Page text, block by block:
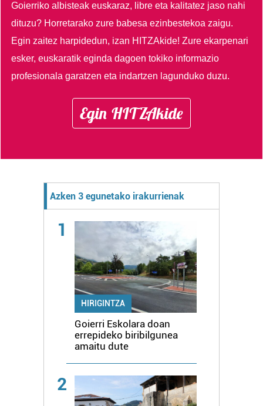
Goierriko albisteak euskaraz, libre eta kalitatez jaso nahi
dituzu? Horretarako zure babesa ezinbestekoa zaigu.
Egin zaitez harpidedun, izan HITZAkide!Zure ekarpenari
esker, euskaratik eginda dagoen tokiko informazio
profesionala garatzen eta indartzen lagunduko duzu.
Egin HITZAkide
Azken 3 egunetako irakurrienak
1
HIRIGINTZA
Goierri Eskolara doan
errepideko biribilgunea
amaitu dute
2